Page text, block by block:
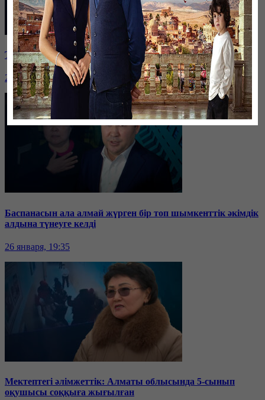
Таразда ТЭЦ қызметкерлері жалақы көтеруді талап етті
26 января, 19:36
Баспанасын ала алмай жүрген бір топ шымкенттік әкімдік
алдына түнеуге келді
26 января, 19:35
Мектептегі әлімжеттік: Алматы облысында 5-сынып
оқушысы соққыға жығылған